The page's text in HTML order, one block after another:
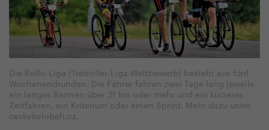
Die Rollo-Liga (Tretroller-Liga-Wettbewerb) besteht aus fünf
Wochenendrunden. Die Fahrer fahren zwei Tage lang jeweils
ein langes Rennen über 21 km oder mehr und ein kürzeres
Zeitfahren, ein Kriterium oder einen Sprint. Mehr dazu unter
ceskykolobeh.cz.